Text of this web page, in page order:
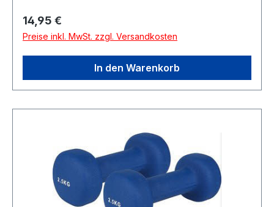
Regulärer Preis:
14,95 €
Preise inkl. MwSt. zzgl. Versandkosten
In den Warenkorb